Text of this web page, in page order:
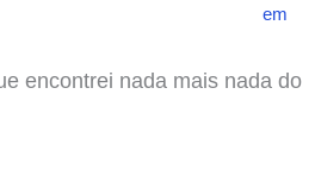
em
encontrei nada mais nada do